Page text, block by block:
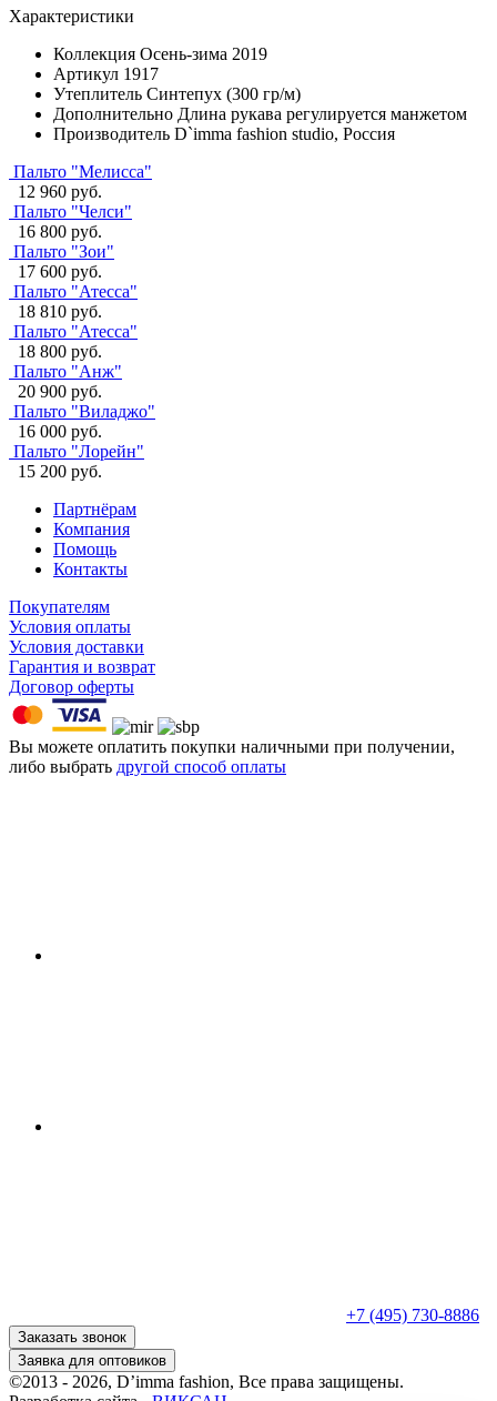
Характеристики
Коллекция Осень-зима 2019
Артикул 1917
Утеплитель Синтепух (300 гр/м)
Дополнительно Длина рукава регулируется манжетом
Производитель D`imma fashion studio, Россия
Пальто "Мелисса"
12 960 руб.
Пальто "Челси"
16 800 руб.
Пальто "Зои"
17 600 руб.
Пальто "Атесса"
18 810 руб.
Пальто "Атесса"
18 800 руб.
Пальто "Анж"
20 900 руб.
Пальто "Виладжо"
16 000 руб.
Пальто "Лорейн"
15 200 руб.
Партнёрам
Компания
Помощь
Контакты
Покупателям
Условия оплаты
Условия доставки
Гарантия и возврат
Договор оферты
Вы можете оплатить покупки наличными при получении,
либо выбрать другой способ оплаты
+7 (495) 730-8886
Заказать звонок
Заявка для оптовиков
©2013 - 2026, D’imma fashion, Все права защищены.